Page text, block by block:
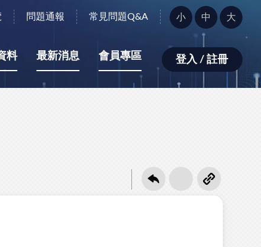
問題通報 常見問題Q&A
字
型
小：
小 中 大
料 最新消息 會員專區 登入 / 註冊